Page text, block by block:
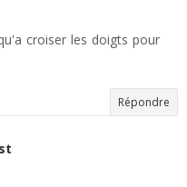
croiser les doigts pour
Répondre